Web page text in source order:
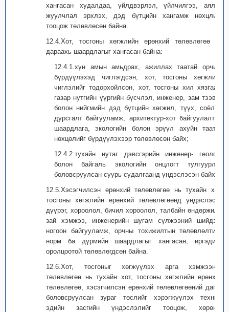
хангасан худалдаа, үйлдвэрлэл, үйлчилгээ, аялал
жуулчлал эрхлэх, дэд бүтцийн хангамж нөхцлийг
тооцож төлөвлөсөн байна.
12.4.Хот, тосгоны хөгжлийн ерөнхий төлөвлөгөө нь
дараахь шаардлагыг хангасан байна:
12.4.1.хүн амын амьдрах, ажиллах таатай орчинг
бүрдүүлэхэд чиглэгдсэн, хот, тосгоны хөгжлийн
чиглэлийг тодорхойлсон, хот, тосгоны хил хязгаар,
газар нутгийн үүргийн бүсчлэл, инженер, зам тээвэр
болон нийгмийн дэд бүтцийн хөгжил, түүх, соёлын
дурсгалт байгууламж, архитектур-хот байгуулалтын
шаардлага, экологийн болон эрүүл ахуйн таатай
нөхцөлийг бүрдүүлэхээр төлөвлөсөн байх;
12.4.2.тухайн нутаг дэвсгэрийн инженер- геологи
болон байгаль экологийн онцлогт тулгуурлан
боловсруулсан суурь судалгаанд үндэслэсэн байх.
12.5.Хэсэгчилсэн ерөнхий төлөвлөгөө нь тухайн хот,
тосгоны хөгжлийн ерөнхий төлөвлөгөөнд үндэслэсэн
дүүрэг, хороолол, бичил хороолол, талбайн өндөржилт,
зай хэмжээ, инженерийн шугам сүлжээний шийдэл,
ногоон байгууламж, орчны тохижилтын төлөвлөлтийн
норм ба дүрмийн шаардлагыг хангасан, иргэдийн
оролцоотой төлөвлөгдсөн байна.
12.6.Хот, тосгоныг хөгжүүлэх арга хэмжээний
төлөвлөгөө нь тухайн хот, тосгоны хөгжлийн ерөнхий
төлөвлөгөө, хэсэгчилсэн ерөнхий төлөвлөгөөний дагуу
боловсруулсан зураг төслийг хэрэгжүүлэх техник,
эдийн засгийн үндэслэлийг тооцож, хөрөнгө